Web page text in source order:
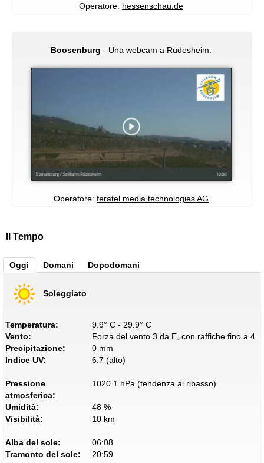
Operatore: hessenschau.de
Boosenburg - Una webcam a Rüdesheim.
Operatore: feratel media technologies AG
Il Tempo
Oggi Domani Dopodomani
Soleggiato
Temperatura:
9.9° C - 29.9° C
Vento:
Forza del vento 3 da E, con raffiche fino a 4
Precipitazione:
0 mm
Indice UV:
6.7 (alto)
Pressione
atmosferica:
1020.1 hPa (tendenza al ribasso)
Umidità:
48 %
Visibilità:
10 km
Alba del sole:
06:08
Tramonto del sole:
20:59